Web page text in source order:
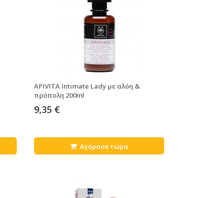
APIVITA Intimate Lady με αλόη &
πρόπολη 200ml
9,35 €
Αγόρασε τώρα